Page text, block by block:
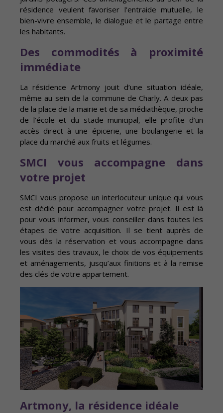
résidence veulent favoriser l’entraide mutuelle, le
bien-vivre ensemble, le dialogue et le partage entre
les habitants.
Des commodités à proximité
immédiate
La résidence Artmony jouit d’une situation idéale,
même au sein de la commune de Charly. A deux pas
de la place de la mairie et de sa médiathèque, proche
de l’école et du stade municipal, elle profite d’un
accès direct à une épicerie, une boulangerie et la
place du marché aux fruits et légumes.
SMCI vous accompagne dans
votre projet
SMCI vous propose un interlocuteur unique qui vous
est dédié pour accompagner votre projet. Il est là
pour vous informer, vous conseiller dans toutes les
étapes de votre acquisition. Il se tient auprès de
vous dès la réservation et vous accompagne dans
les visites des travaux, le choix de vos équipements
et aménagements, jusqu’aux finitions et à la remise
des clés de votre appartement.
Artmony, la résidence idéale